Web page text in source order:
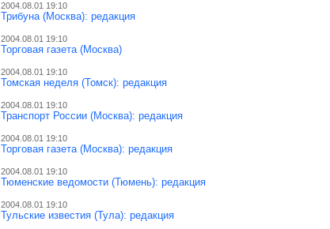
2004.08.01 19:10
Трибуна (Москва): редакция
2004.08.01 19:10
Торговая газета (Москва)
2004.08.01 19:10
Томская неделя (Томск): редакция
2004.08.01 19:10
Транспорт России (Москва): редакция
2004.08.01 19:10
Торговая газета (Москва): редакция
2004.08.01 19:10
Тюменские ведомости (Тюмень): редакция
2004.08.01 19:10
Тульские известия (Тула): редакция